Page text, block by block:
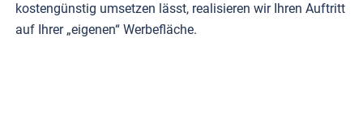
kostengünstig umsetzen lässt, realisieren wir Ihren Auftritt
auf Ihrer „eigenen“ Werbefläche.